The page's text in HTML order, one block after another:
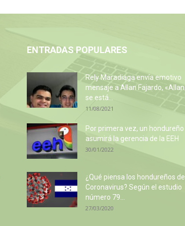
ENTRADAS POPULARES
Rely Maradiaga envía emotivo
mensaje a Allan Fajardo, «Allan
se está...
11/08/2021
Por primera vez, un hondureño
asumirá la gerencia de la EEH
30/01/2022
¿Qué piensa los hondureños del
Coronavirus? Según el estudio
número 79...
27/03/2020